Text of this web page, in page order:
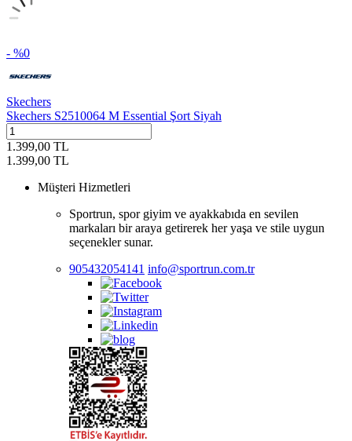
- %0
Skechers
Skechers S2510064 M Essential Şort Siyah
1.399,00 TL
1.399,00 TL
Müşteri Hizmetleri
Sportrun, spor giyim ve ayakkabıda en sevilen
markaları bir araya getirerek her yaşa ve stile uygun
seçenekler sunar.
905432054141 info@sportrun.com.tr